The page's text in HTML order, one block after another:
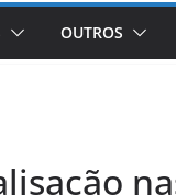
OUTROS